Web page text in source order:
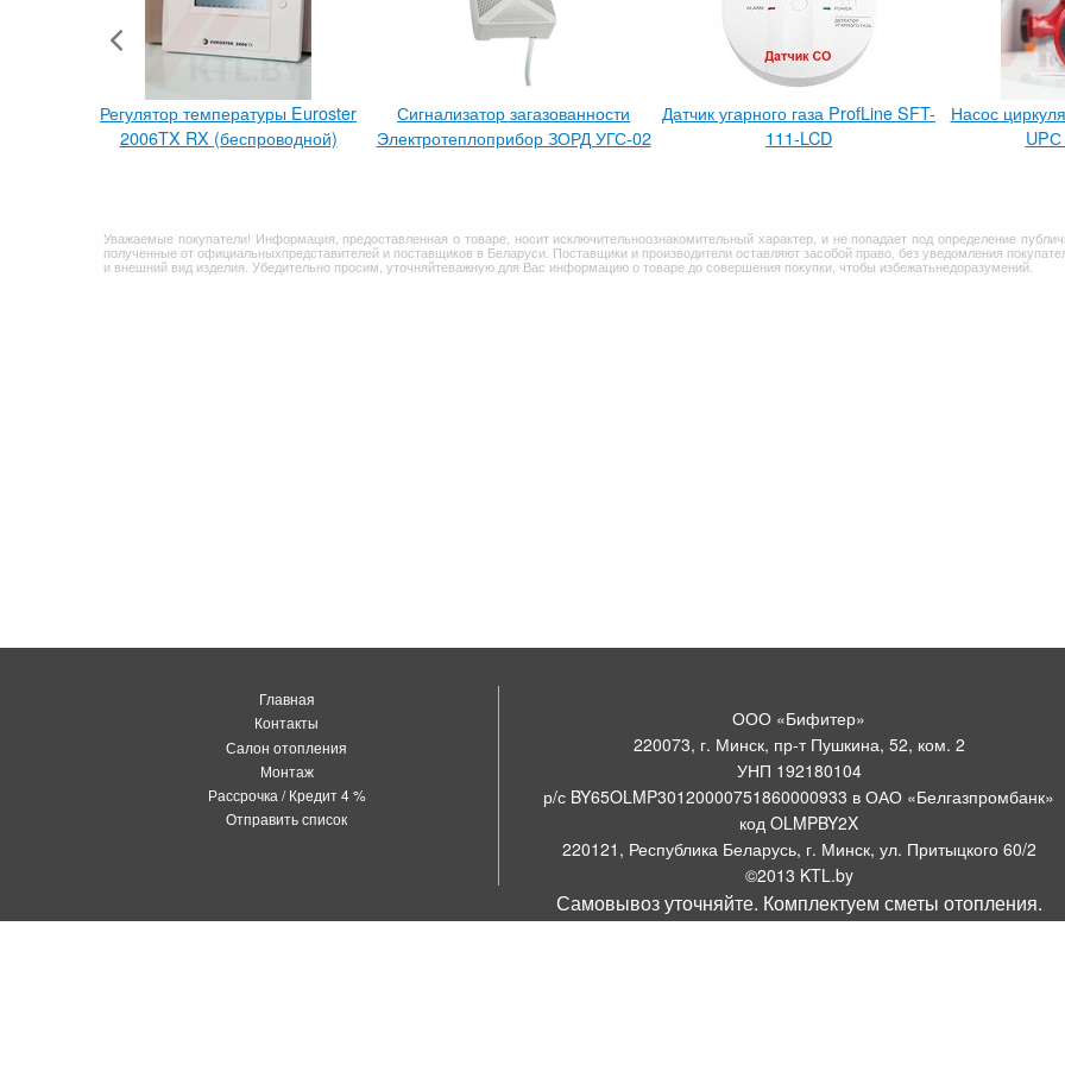
Регулятор температуры Euroster
2006TX RX (беспроводной)
Сигнализатор загазованности
Электротеплоприбор ЗОРД УГС-02
Датчик угарного газа ProfLine SFT-
111-LCD
Насос
Уважаемые покупатели! Информация, предоставленная о товаре, носит исключительноознакомительный характер, и не попадает под определение
полученные от официальныхпредставителей и поставщиков в Беларуси. Поставщики и производители оставляют засобой право, без уведомления
и внешний вид изделия. Убедительно просим, уточняйтеважную для Вас информацию о товаре до совершения покупки, чтобы избежатьнедоразумений.
Главная
Контакты
Салон отопления
Монтаж
Рассрочка / Кредит 4 %
Отправить список
ООО «Бифитер»
220073, г. Минск, пр-т Пушкина, 52, ком. 2
УНП 192180104
р/с BY65OLMP30120000751860000933 в ОАО «Белгазпромбанк»
код OLMPBY2X
220121, Республика Беларусь, г. Минск, ул. Притыцкого 60/2
©2013 KTL.by
Пн-Пт:10:05-17:30Сб:11:00-13:00
Самовывоз уточняйте. Комплектуем сметы отопления.